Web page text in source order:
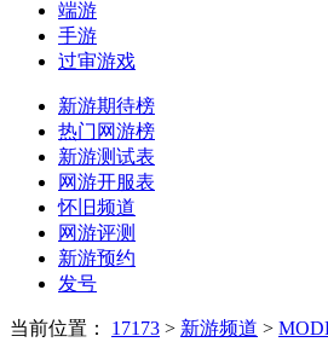
端游
手游
过审游戏
新游期待榜
热门网游榜
新游测试表
网游开服表
怀旧频道
网游评测
新游预约
发号
当前位置： 17173 > 新游频道 >